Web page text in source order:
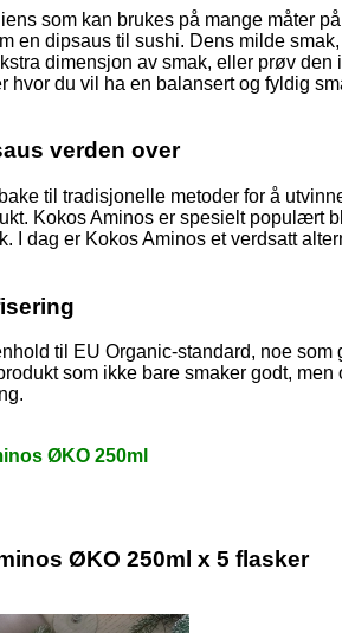
som kan brukes på mange måter
en dipsaus til sushi. Dens milde
dimensjon av smak, eller prøv
hvor du vil ha en balansert og fyldig
verden over
til tradisjonelle metoder for å
Kokos Aminos er spesielt populært
I dag er Kokos Aminos et verdsatt
til EU Organic-standard, noe
som ikke bare smaker godt,
ØKO 250ml
ØKO 250ml x 5 flasker